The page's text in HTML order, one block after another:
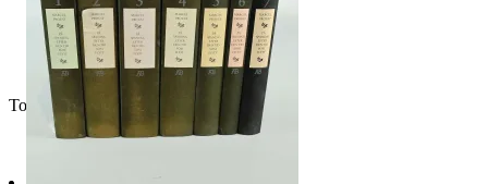
Toppsäljare